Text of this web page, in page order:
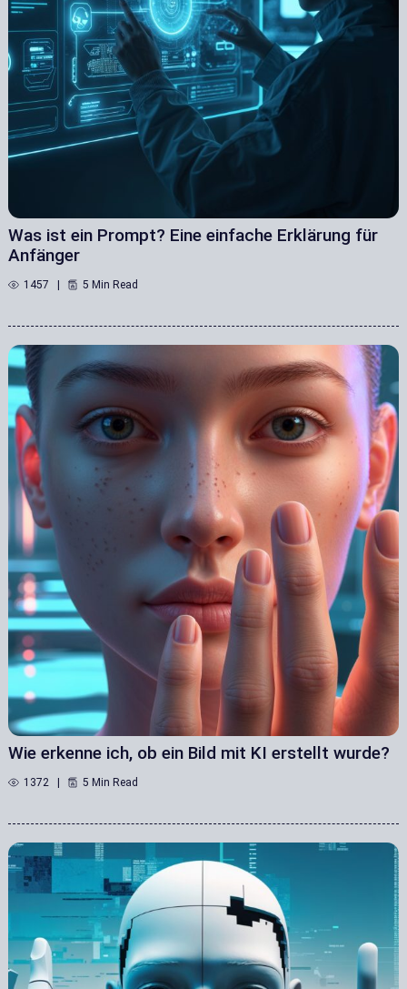
Was ist ein Prompt? Eine einfache Erklärung für
Anfänger
1457 5 Min Read
Wie erkenne ich, ob ein Bild mit KI erstellt wurde?
1372 5 Min Read